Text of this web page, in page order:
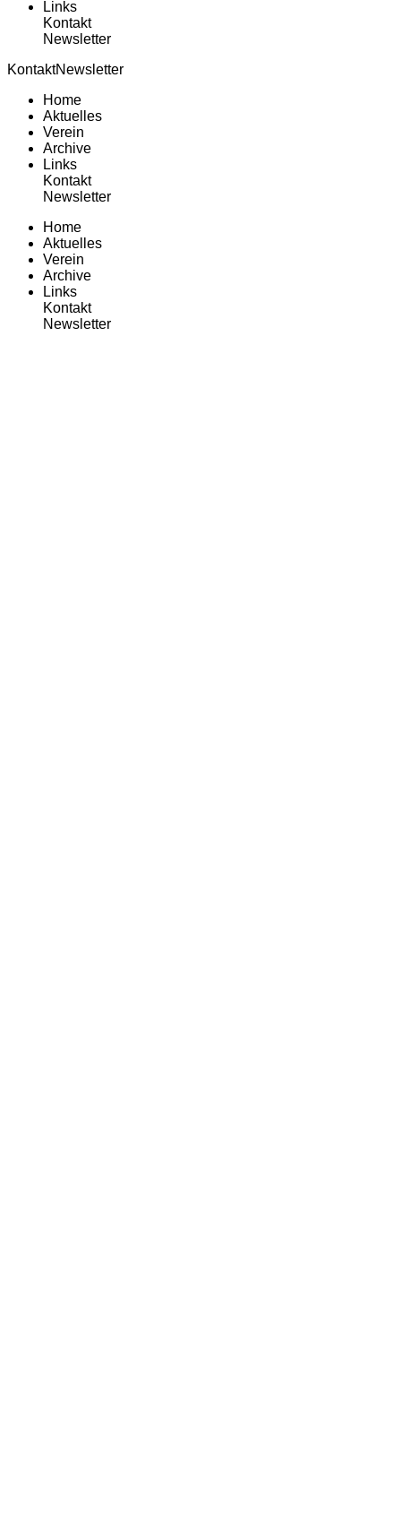
Links
Kontakt
Newsletter
KontaktNewsletter
Home
Aktuelles
Verein
Archive
Links
Kontakt
Newsletter
Home
Aktuelles
Verein
Archive
Links
Kontakt
Newsletter